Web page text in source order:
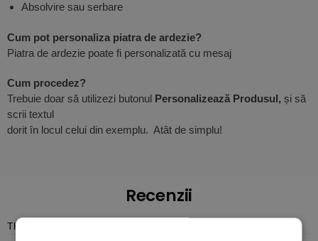
Absolvire sau serbare
Cum pot personaliza piatra de ardezie?
Piatra de ardezie poate fi personalizată cu mesaj
Cum procedez?
Trebuie doar să utilizezi butonul Personalizează Produsul, și să
scrii textul
dorit în locul celui din exemplu. Atât de simplu!
Recenzii
There are no reviews yet